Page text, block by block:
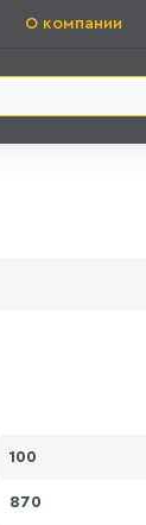
О компании
100
870